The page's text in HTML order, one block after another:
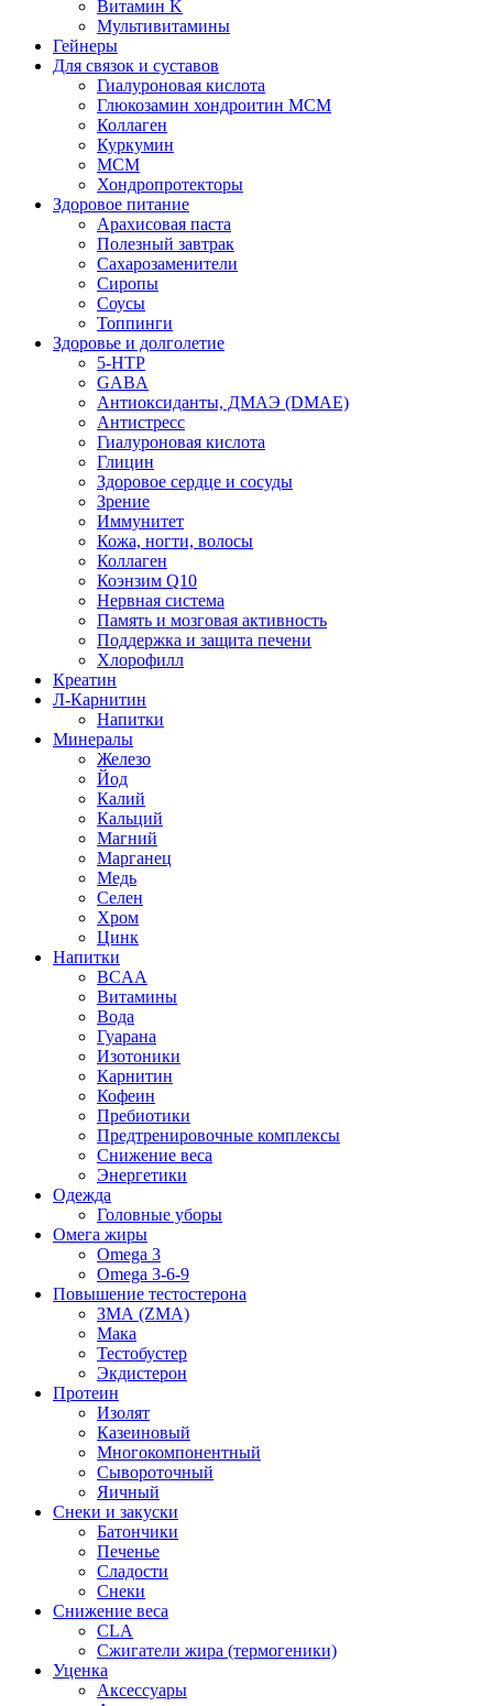
Витамин K
Мультивитамины
Гейнеры
Для связок и суставов
Гиалуроновая кислота
Глюкозамин хондроитин МСМ
Коллаген
Куркумин
МСМ
Хондропротекторы
Здоровое питание
Арахисовая паста
Полезный завтрак
Сахарозаменители
Сиропы
Соусы
Топпинги
Здоровье и долголетие
5-HTP
GABA
Антиоксиданты, ДМАЭ (DMAE)
Антистресс
Гиалуроновая кислота
Глицин
Здоровое сердце и сосуды
Зрение
Иммунитет
Кожа, ногти, волосы
Коллаген
Коэнзим Q10
Нервная система
Память и мозговая активность
Поддержка и защита печени
Хлорофилл
Креатин
Л-Карнитин
Напитки
Минералы
Железо
Йод
Калий
Кальций
Магний
Марганец
Медь
Селен
Хром
Цинк
Напитки
BCAA
Витамины
Вода
Гуарана
Изотоники
Карнитин
Кофеин
Пребиотики
Предтренировочные комплексы
Снижение веса
Энергетики
Одежда
Головные уборы
Омега жиры
Omega 3
Omega 3-6-9
Повышение тестостерона
ЗМА (ZMA)
Мака
Тестобустер
Экдистерон
Протеин
Изолят
Казеиновый
Многокомпонентный
Сывороточный
Яичный
Снеки и закуски
Батончики
Печенье
Сладости
Снеки
Снижение веса
CLA
Сжигатели жира (термогеники)
Уценка
Аксессуары